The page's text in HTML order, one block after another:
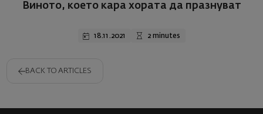
Виното, което кара хората да празнувaт
18.11.2021 2 minutes
BACK TO ARTICLES